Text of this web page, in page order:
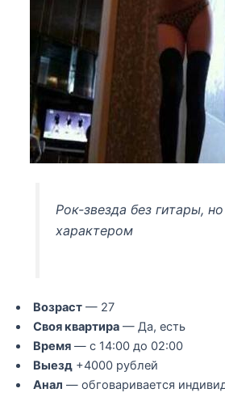
Рок-звезда без гитары,
характером
Возраст— 27
Своя квартира— Да, есть
Время— с 14:00 до 02:00
Выезд+4000 рублей
Анал — обговаривается